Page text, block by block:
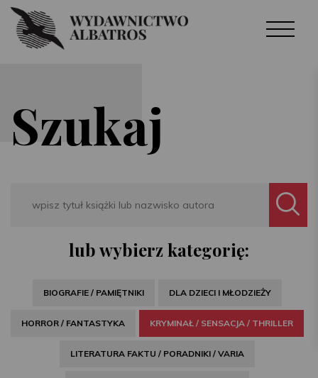
Szukaj
lub wybierz kategorię:
BIOGRAFIE / PAMIĘTNIKI DLA DZIECI I MŁODZIEŻY
HORROR / FANTASTYKA KRYMINAŁ / SENSACJA / THRILLER
LITERATURA FAKTU / PORADNIKI / VARIA